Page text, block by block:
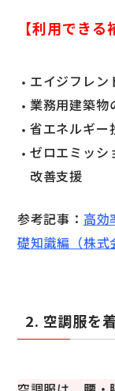
【利用できる
エイジフレン
業務用建築物
省エネルギー
ゼロエミッシ
改善支援
参考記事： 高効
礎知識編（株式
2. 空調服を